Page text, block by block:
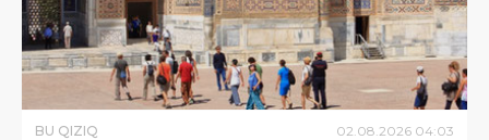
BU QIZIQ 02 08 2026 04:03